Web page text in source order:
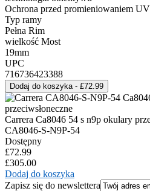
Ochrona przed promieniowaniem UV
Typ ramy
Pełna Rim
wielkość Most
19mm
UPC
716736423388
Carrera Ca8046 54 s n9p okulary
CA8046-S-N9P-54
Dostępny
£72.99
£305.00
Dodaj do koszyka
Zapisz się do newslettera